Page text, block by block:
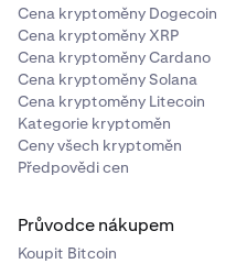
Cena kryptoměny Dogecoin
Cena kryptoměny XRP
Cena kryptoměny Cardano
Cena kryptoměny Solana
Cena kryptoměny Litecoin
Kategorie kryptoměn
Ceny všech kryptoměn
Předpovědi cen
Průvodce nákupem
Koupit Bitcoin